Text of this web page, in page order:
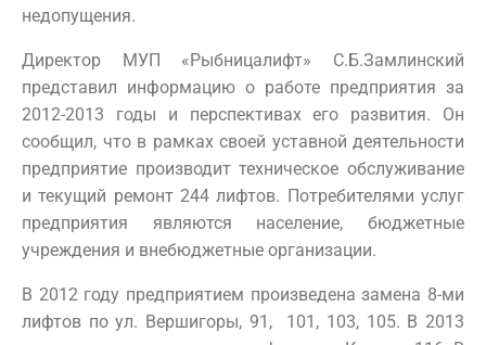
недопущения.
Директор МУП «Рыбницалифт» С.Б.Замлинский
представил информацию о работе предприятия за
2012-2013 годы и перспективах его развития. Он
сообщил, что в рамках своей уставной деятельности
предприятие производит техническое обслуживание
и текущий ремонт 244 лифтов. Потребителями услуг
предприятия являются население, бюджетные
учреждения и внебюджетные организации.
В 2012 году предприятием произведена замена 8-ми
лифтов по ул. Вершигоры, 91, 101, 103, 105. В 2013